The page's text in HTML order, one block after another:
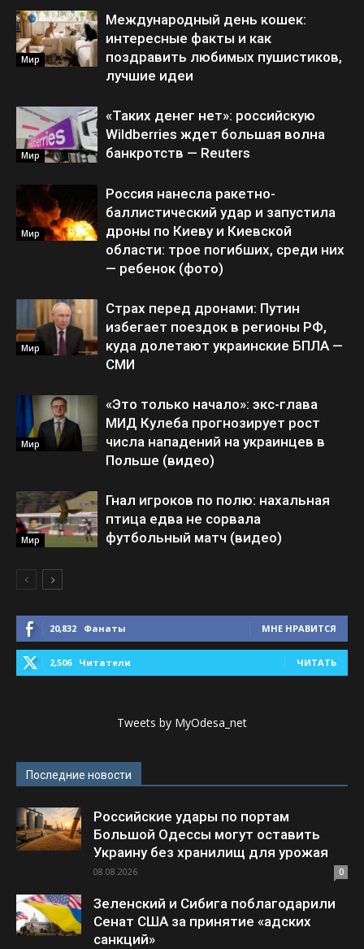
Мир
Международный день кошек:
интересные факты и как
поздравить любимых пушистиков,
лучшие идеи
Мир
«Таких денег нет»: российскую
Wildberries ждет большая волна
банкротств — Reuters
Мир
Россия нанесла ракетно-
баллистический удар и запустила
дроны по Киеву и Киевской
области: трое погибших, среди них
— ребенок (фото)
Мир
Страх перед дронами: Путин
избегает поездок в регионы РФ,
куда долетают украинские БПЛА —
СМИ
Мир
«Это только начало»: экс-глава
МИД Кулеба прогнозирует рост
числа нападений на украинцев в
Польше (видео)
Мир
Гнал игроков по полю: нахальная
птица едва не сорвала
футбольный матч (видео)
20,832 Фанаты МНЕ НРАВИТСЯ
2,506 Читатели ЧИТАТЬ
Tweets by MyOdesa_net
Последние новости
Российские удары по портам
Большой Одессы могут оставить
Украину без хранилищ для урожая
08.08.2026 0
Зеленский и Сибига поблагодарили
Сенат США за принятие «адских
санкций»